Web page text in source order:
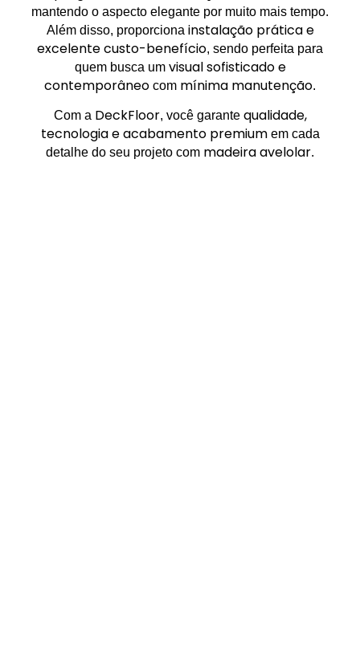
mantendo o aspecto elegante por muito mais tempo.
Além disso, proporciona instalação prática e
excelente custo-benefício, sendo perfeita para
quem busca um visual sofisticado e
contemporâneo com mínima manutenção.
Com a DeckFloor, você garante qualidade,
tecnologia e acabamento premiumem cada
detalhe do seu projeto com madeira avelolar.